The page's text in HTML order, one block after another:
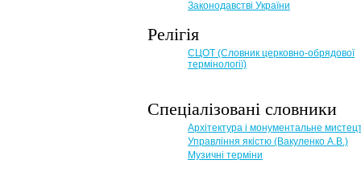
Законодавстві України
Релігія
СЦОТ (Словник церковно-обрядової
термінології)
Спеціалізовані словники
Архітектура і монументальне
Управління якістю (Вакуленко А.В.)
Музичні терміни